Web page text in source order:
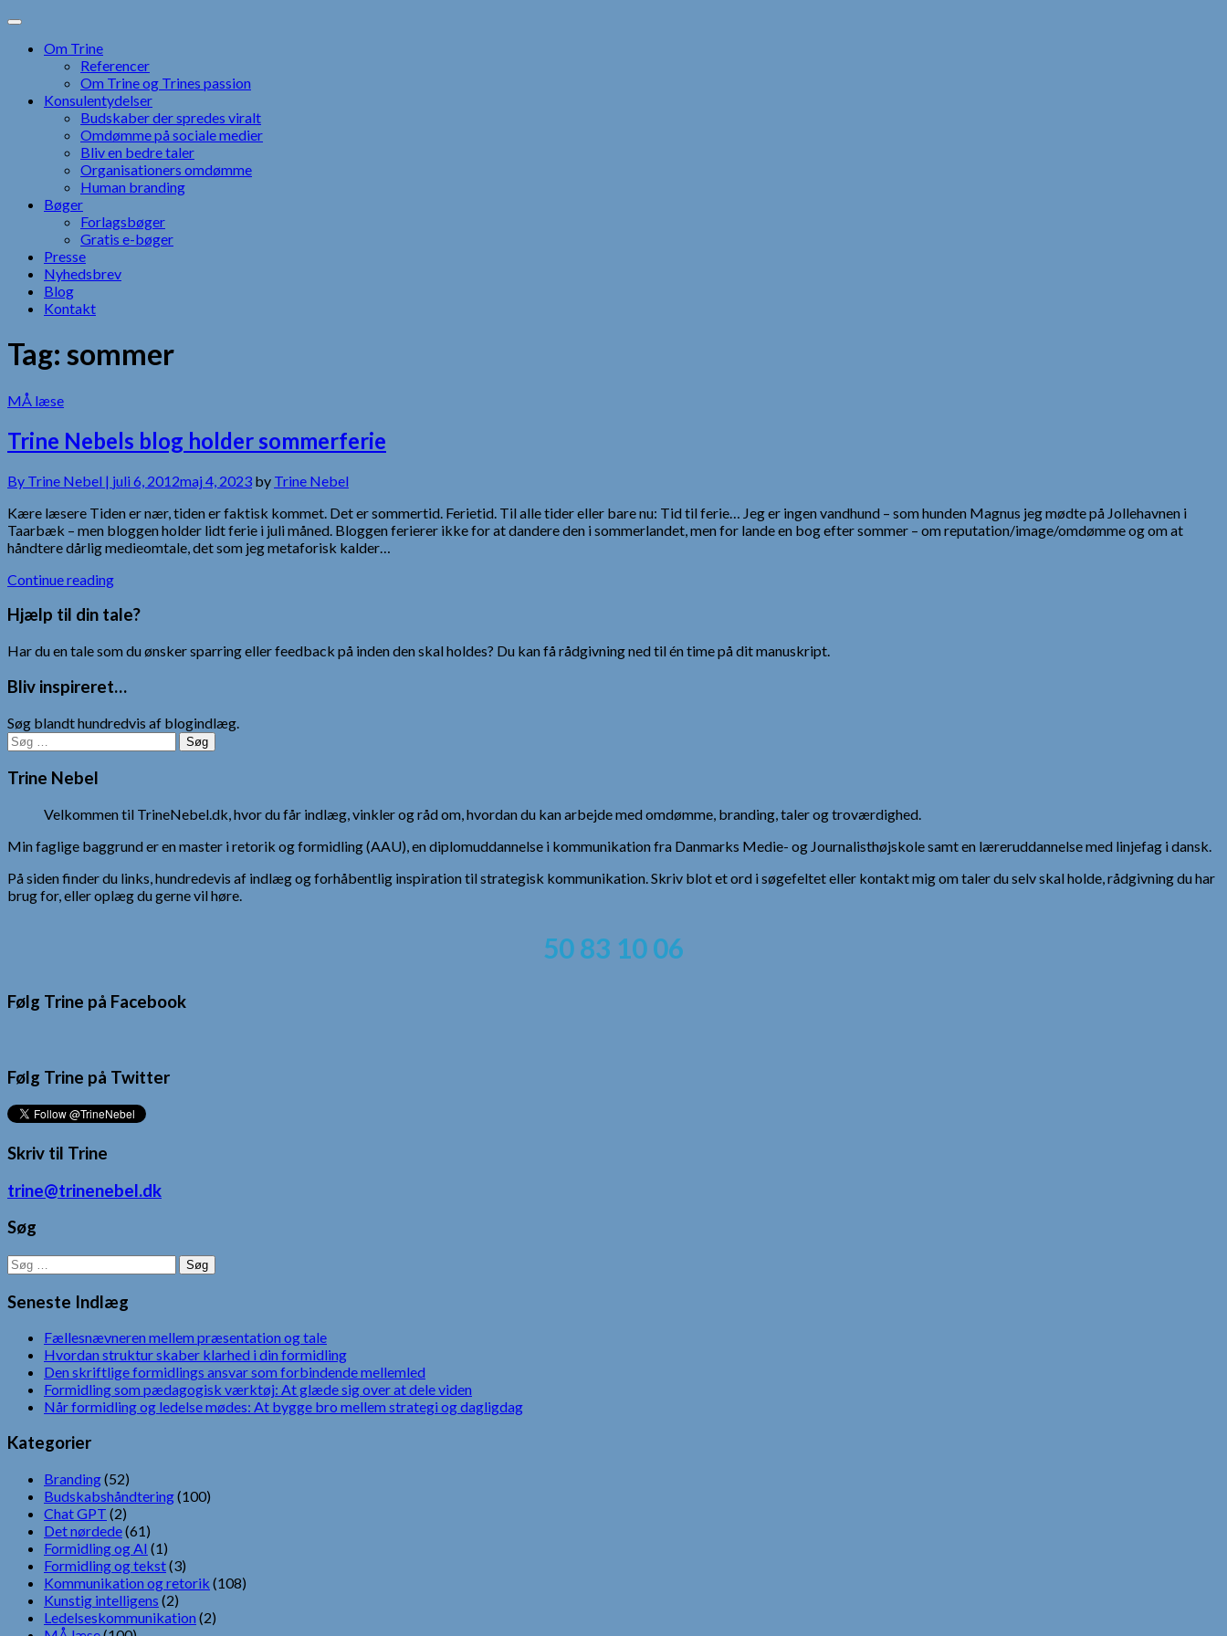
Skip
contentOm Trine
Referencer
Om Trine og Trines passion
Konsulentydelser
Budskaber der spredes viralt
Omdømme på sociale medier
Bliv en bedre taler
Organisationers omdømme
Human branding
Bøger
Forlagsbøger
Gratis e-bøger
Presse
Nyhedsbrev
Blog
Kontakt
Tag: sommer
MÅ læse
Trine Nebels blog holder sommerferie
By Trine Nebel | juli 6, 2012maj 4, 2023 by Trine Nebel
Kære læsere Tiden er nær, tiden er faktisk kommet. Det er sommertid. Ferietid. Til alle tider eller bare nu: Tid til ferie… Jeg er ingen vandhund – som hunden Magnus jeg mødte på Jollehavnen i
Taarbæk – men bloggen holder lidt ferie i juli måned. Bloggen ferierer ikke for at dandere den i sommerlandet, men for lande en bog efter sommer – om reputation/image/omdømme og om at
håndtere dårlig medieomtale, det som jeg metaforisk kalder…
Continue reading
Hjælp til din tale?
Har du en tale som du ønsker sparring eller feedback på inden den skal holdes? Du kan få rådgivning ned til én time på dit manuskript.
Bliv inspireret…
Søg blandt hundredvis af blogindlæg.
Søg
efter:
Trine Nebel
Velkommen til TrineNebel.dk, hvor du får indlæg, vinkler og råd om, hvordan du kan arbejde med omdømme, branding, taler og troværdighed.
Min faglige baggrund er en master i retorik og formidling (AAU), en diplomuddannelse i kommunikation fra Danmarks Medie- og Journalisthøjskole samt en læreruddannelse med linjefag i dansk.
På siden finder du links, hundredevis af indlæg og forhåbentlig inspiration til strategisk kommunikation. Skriv blot et ord i søgefeltet eller kontakt mig om taler du selv skal holde, rådgivning du har
brug for, eller oplæg du gerne vil høre.
50 83 10 06
Følg Trine på Facebook
Følg Trine på Twitter
Skriv til Trine
trine@trinenebel.dk
Søg
Søg
efter:
Seneste Indlæg
Fællesnævneren mellem præsentation og tale
Hvordan struktur skaber klarhed i din formidling
Den skriftlige formidlings ansvar som forbindende mellemled
Formidling som pædagogisk værktøj: At glæde sig over at dele viden
Når formidling og ledelse mødes: At bygge bro mellem strategi og dagligdag
Kategorier
Branding(52)
Budskabshåndtering(100)
Chat GPT (2)
Det nørdede(61)
Formidling og AI (1)
Formidling og tekst(3)
Kommunikation og retorik (108)
Kunstig intelligens (2)
Ledelseskommunikation (2)